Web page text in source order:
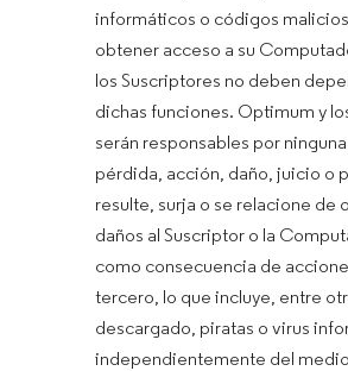
informáticos o códigos
obtener acceso a su
los Suscriptores no deben
dichas funciones. Optimum y
serán responsables por
pérdida, acción, daño, juicio o
resulte, surja o se relacione de
daños al Suscriptor o la
como consecuencia de
tercero, lo que incluye, entre
descargado, piratas o virus
independientemente del